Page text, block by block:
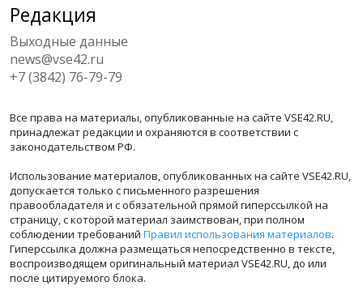
Редакция
Выходные данные
news@vse42.ru
+7 (3842) 76-79-79
Все права на материалы, опубликованные на сайте VSE42.RU,
принадлежат редакции и охраняются в соответствии с
законодательством РФ.
Использование материалов, опубликованных на сайте VSE42.RU,
допускается только с письменного разрешения
правообладателя и с обязательной прямой гиперссылкой на
страницу, с которой материал заимствован, при полном
соблюдении требований Правил использования материалов.
Гиперссылка должна размещаться непосредственно в тексте,
воспроизводящем оригинальный материал VSE42.RU, до или
после цитируемого блока.